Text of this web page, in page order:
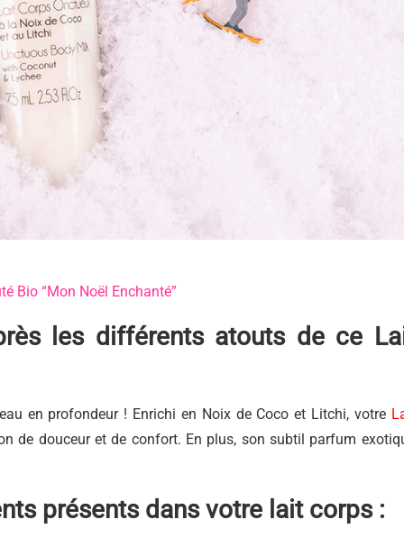
Bio “Mon Noël Enchanté”
les différents atouts de ce
en profondeur ! Enrichi en Noix de Coco et Litchi, votre
de douceur et de confort. En plus, son subtil parfum
présents dans votre lait corps :